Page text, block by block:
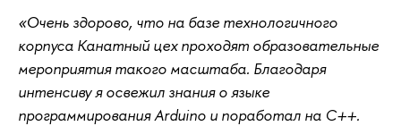
«Очень здорово, что на базе технологичного
корпуса Канатный цех проходят образовательные
мероприятия такого масштаба. Благодаря
интенсиву я освежил знания о языке
программирования Arduino и поработал на C++.